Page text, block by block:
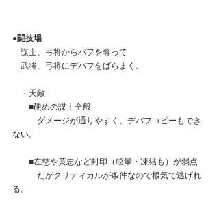
●闘技場
謀士、弓将からバフを奪って
武将、弓将にデバフをばらまく。
・天敵
■硬めの謀士全般
ダメージが通りやすく、デバフコピーもでき
ない。
■左慈や黄忠など封印（眩暈・凍結も）が弱点
だがクリティカルが条件なので根気で逃げれ
る。